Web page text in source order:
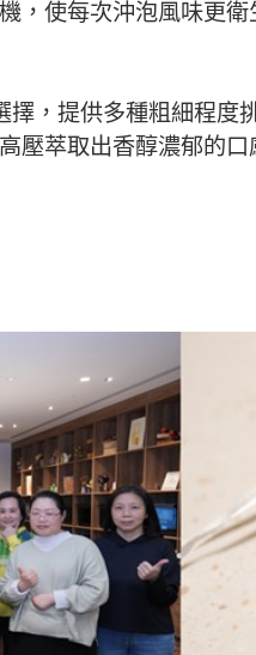
，使每次沖泡風味更
，提供多種粗細程
壓萃取出香醇濃郁的